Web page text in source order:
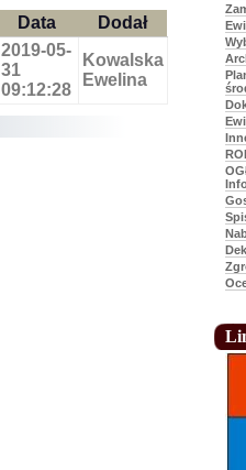
Data
Dodał
2019-05-
31
09:12:28
Kowalska
Ewelina